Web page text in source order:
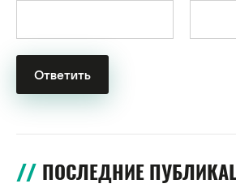
ПОСЛЕДНИЕ